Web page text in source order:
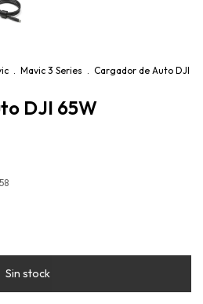
. Mavic 3 Series . Cargador de Auto DJI
DJI 65W